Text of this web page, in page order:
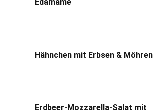
Edamame
Hähnchen mit Erbsen & Möhren
Erdbeer-Mozzarella-Salat mit